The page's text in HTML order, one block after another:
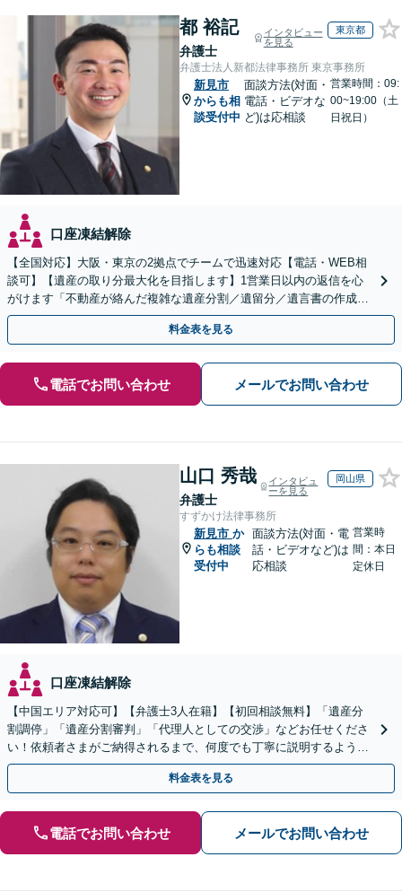
都 裕記
弁護士
インタビュー
を見る
東京都
弁護士法人新都法律事務所 東京事務所
新見市
からも相
談受付中
面談方法(対面・
電話・ビデオな
ど)は応相談
営業時間：09:
00~19:00（土
日祝日）
口座凍結解除
【全国対応】大阪・東京の2拠点でチームで迅速対応【電話・WEB相
談可】【遺産の取り分最大化を目指します】1営業日以内の返信を心
がけます「不動産が絡んだ複雑な遺産分割／遺留分／遺言書の作成・
執行／事業承継など、お任せください」【休日相談あり】
料金表を見る
電話でお問い合わせ メールでお問い合わせ
山口 秀哉
弁護士
インタビュ
ーを見る
岡山県
すずかけ法律事務所
新見市 か
らも相談
受付中
面談方法(対面・電
話・ビデオなど)は
応相談
営業時
間：本日
定休日
口座凍結解除
【中国エリア対応可】【弁護士3人在籍】【初回相談無料】「遺産分
割調停」「遺産分割審判」「代理人としての交渉」などお任せくださ
い！依頼者さまがご納得されるまで、何度でも丁寧に説明するよう心
掛けています【土日祝／夜間対応可】【当日／電話相談可】
料金表を見る
電話でお問い合わせ メールでお問い合わせ